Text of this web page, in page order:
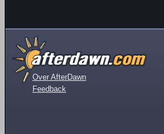
Over AfterDawn
Feedback